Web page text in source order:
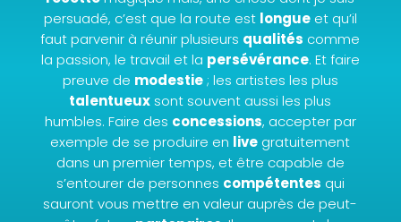
persuadé, c’est que la route est longueet qu’il
faut parvenir à réunir plusieurs qualités comme
la passion, le travail et la persévérance. Et faire
preuve de modestie; les artistes les plus
talentueux sont souvent aussi les plus
humbles. Faire des concessions, accepter par
exemple de se produire en live gratuitement
dans un premier temps, et être capable de
s’entourer de personnes compétentes qui
sauront vous mettre en valeur auprès de peut-